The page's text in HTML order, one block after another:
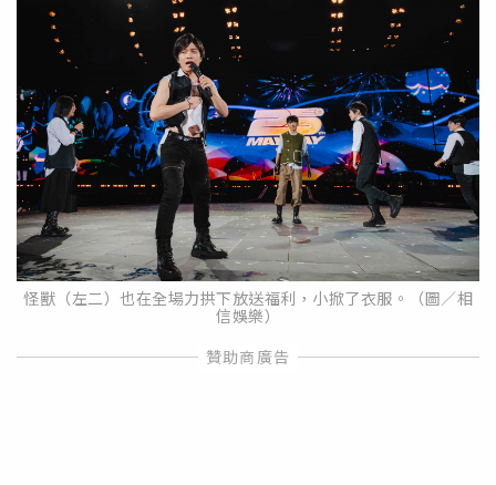
怪獸（左二）也在全場力拱下放送福利，小掀了衣服。（圖／相
信娛樂）